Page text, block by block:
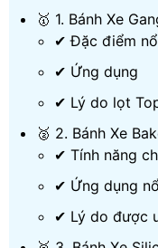
🥇 1. Bánh Xe
✔ Đặc điểm
✔ Ứng dụng
✔ Lý do lọt
🥈 2. Bánh Xe
✔ Tính năng
✔ Ứng dụng
✔ Lý do được